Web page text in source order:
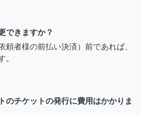
できますか？
頼者様の前払い決済）前であれば、
。
のチケットの発行に費用はかかりま